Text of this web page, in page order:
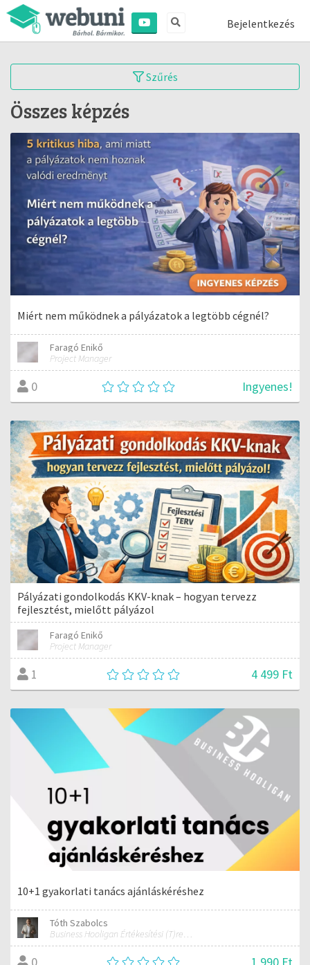
Bejelentkezés
Szűrés
Összes képzés
Miért nem működnek a pályázatok a legtöbb cégnél?
Faragó Enikő
Project Manager
0 Ingyenes!
Pályázati gondolkodás KKV-knak – hogyan tervezz
fejlesztést, mielőtt pályázol
Faragó Enikő
Project Manager
1 4 499 Ft
10+1 gyakorlati tanács ajánláskéréshez
Tóth Szabolcs
Business Hooligan Értékesítési (T)rendbontó értékesítési, kommunikációs és hozzáállás tréner
1 990 Ft